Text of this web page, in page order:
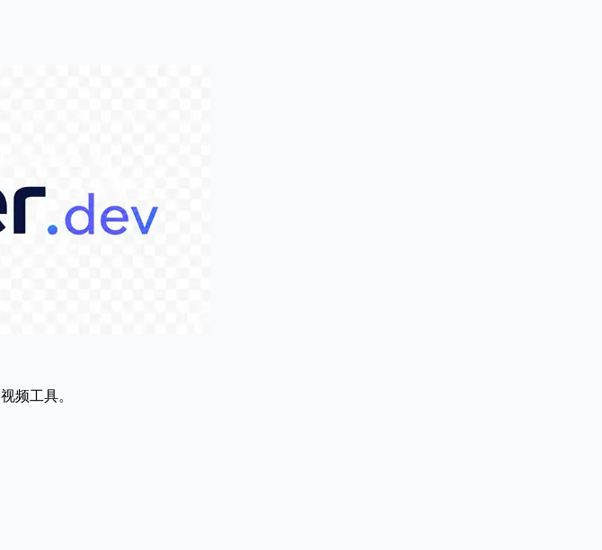
频工具。